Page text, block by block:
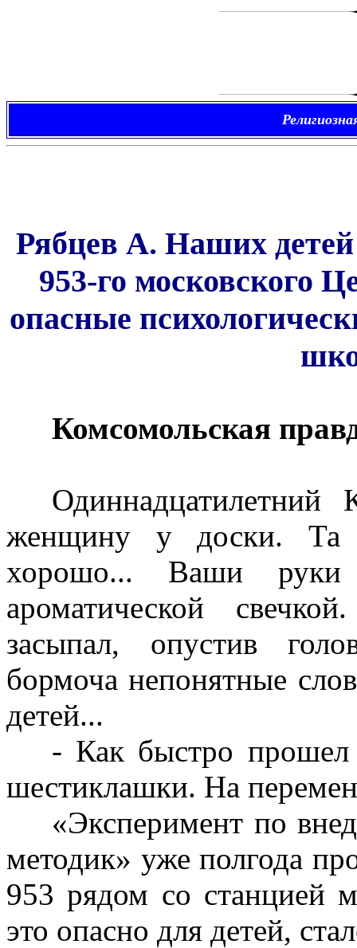
Рябцев А. Наших
953-го московского
опасные
Комсомольская
женщину у доски. Та
хорошо... Ваши
ароматической
засыпал, опустив
бормоча непонятные
детей...
- Как быстро прошел
шестиклашки. На
«Эксперимент по
методик» уже полгода
953 рядом со станцией
это опасно для детей,